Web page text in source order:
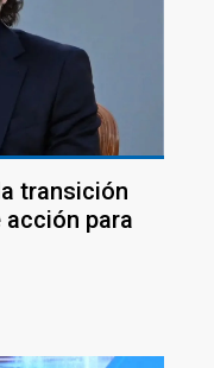
transición
acción para